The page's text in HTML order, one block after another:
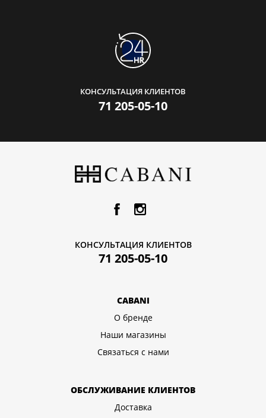
КОНСУЛЬТАЦИЯ КЛИЕНТОВ
71 205-05-10
КОНСУЛЬТАЦИЯ КЛИЕНТОВ
71 205-05-10
CABANI
О бренде
Наши магазины
Связаться с нами
ОБСЛУЖИВАНИЕ КЛИЕНТОВ
Доставка